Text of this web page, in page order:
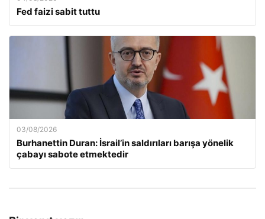
Fed faizi sabit tuttu
03/08/2026
Burhanettin Duran: İsrail’in saldırıları barışa yönelik
çabayı sabote etmektedir